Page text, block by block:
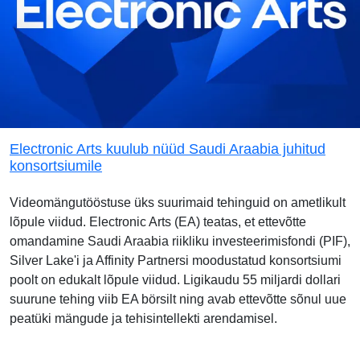
Electronic Arts kuulub nüüd Saudi Araabia juhitud
konsortsiumile
Videomängutööstuse üks suurimaid tehinguid on ametlikult
lõpule viidud. Electronic Arts (EA) teatas, et ettevõtte
omandamine Saudi Araabia riikliku investeerimisfondi (PIF),
Silver Lake'i ja Affinity Partnersi moodustatud konsortsiumi
poolt on edukalt lõpule viidud. Ligikaudu 55 miljardi dollari
suurune tehing viib EA börsilt ning avab ettevõtte sõnul uue
peatüki mängude ja tehisintellekti arendamisel.